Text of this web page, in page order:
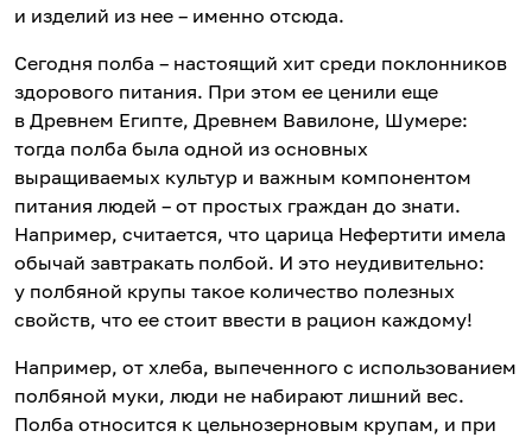
и изделий из нее – именно отсюда.
Сегодня полба – настоящий хит среди поклонников
здорового питания. При этом ее ценили еще
в Древнем Египте, Древнем Вавилоне, Шумере:
тогда полба была одной из основных
выращиваемых культур и важным компонентом
питания людей – от простых граждан до знати.
Например, считается, что царица Нефертити имела
обычай завтракать полбой. И это неудивительно:
у полбяной крупы такое количество полезных
свойств, что ее стоит ввести в рацион каждому!
Например, от хлеба, выпеченного с использованием
полбяной муки, люди не набирают лишний вес.
Полба относится к цельнозерновым крупам, и при